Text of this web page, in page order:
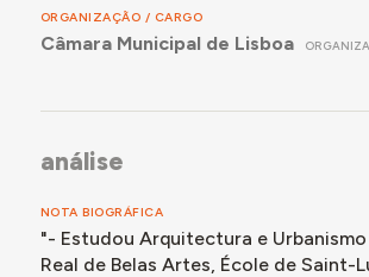
ORGANIZAÇÃO / CARGO
Câmara Municipal de Lisboa
análise
NOTA BIOGRÁFICA
"- Estudou Arquitectura e
Real de Belas Artes, École de Saint-